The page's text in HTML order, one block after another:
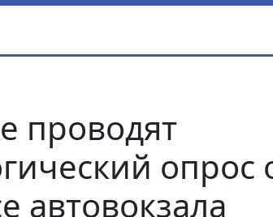
проводят
опрос
автовокзала